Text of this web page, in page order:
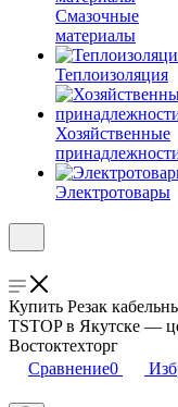
Смазочные
материалы
Теплоизоляция
Хозяйственные
Электротовары
Купить Резак
TSTOP в Якутске —
Востоктехторг
Сравнение0